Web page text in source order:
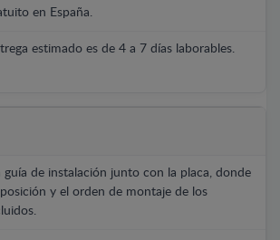
en España.
estimado es de 4 a 7 días laborables.
guía de instalación junto con la placa, donde
y el orden de montaje de los